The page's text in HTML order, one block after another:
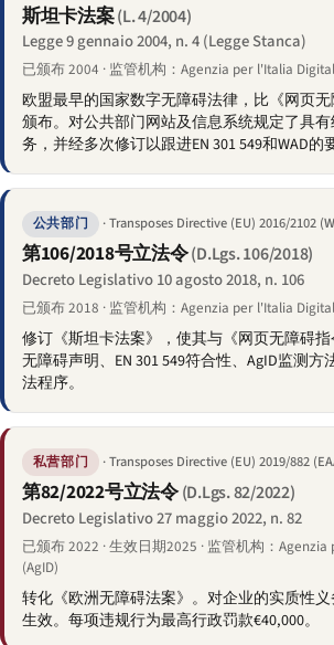
斯坦卡法案(L. 4/2004)
Legge 9 gennaio 2004, n. 4 (Legge Stanca)
已颁布 2004 · 监管机构：Agenzia per l'Italia
欧盟最早的国家数字无障碍法律，比《网页
颁布。对公共部门网站及信息系统规定了具
务，并经多次修订以跟进EN 301 549和WAD的
公共部门 · Transposes Directive (EU) 2016/2102
第106/2018号立法令(D.Lgs. 106/2018)
Decreto Legislativo 10 agosto 2018, n. 106
已颁布 2018 · 监管机构：Agenzia per l'Italia
修订《斯坦卡法案》，使其与《网页无障碍
无障碍声明、EN 301 549符合性、AgID监测
法程序。
私营部门 · Transposes Directive (EU) 2019/882
第82/2022号立法令(D.Lgs. 82/2022)
Decreto Legislativo 27 maggio 2022, n. 82
已颁布 2022 · 生效日期2025 · 监管机构：
(AgID)
转化《欧洲无障碍法案》。对企业的实质性义
生效。每项违规行为最高行政罚款€40,000。